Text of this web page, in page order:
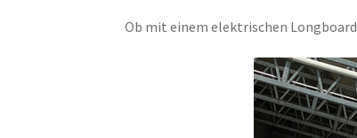
Ob mit einem elektrischen Longboard